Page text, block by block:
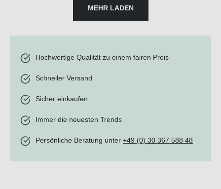
MEHR LADEN
Hochwertige Qualität zu einem fairen Preis
Schneller Versand
Sicher einkaufen
Immer die neuesten Trends
Persönliche Beratung unter +49 (0) 30 367 588 48